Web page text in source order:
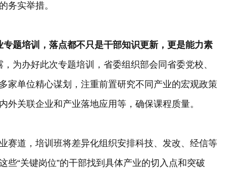
务实举措。
题培训，落点都不只是干部知识更新，更是能力素
为办好此次专题培训，省委组织部会同省委党校、
家单位精心谋划，注重前置研究不同产业的宏观政策
关联企业和产业落地应用等，确保课程质量。
赛道，培训班将差异化组织安排科技、发改、经信等
“关键岗位”的干部找到具体产业的切入点和突破